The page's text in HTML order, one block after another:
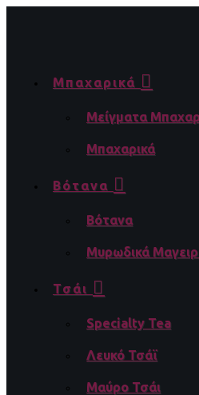
Μπαχαρικά
Μείγματα
Μπαχαρικά
Βότανα
Βότανα
Μυρωδικά
Τσάι
Specialty Tea
Λευκό Τσάϊ
Μαύρο Τσάι